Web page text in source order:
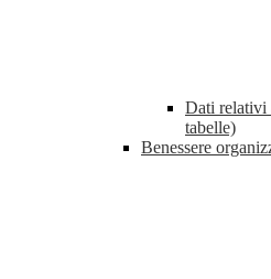
Dati relativi
tabelle)
Benessere